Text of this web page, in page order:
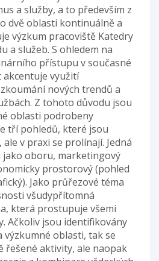
a služby, a to především z
dvě oblasti kontinuálně a
výzkum pracoviště Katedry
a služeb. S ohledem na
přístupu v současné
využití
nových trendů a
Z tohoto důvodu jsou
oblasti podrobeny
tří pohledů, které jsou
v praxi se prolínají. Jedná
oboru, marketingový
prostorový (pohled
Jako průřezové téma
všudypřítomná
která prostupuje všemi
Ačkoliv jsou identifikovány
oblasti, tak se
řešené aktivity, ale naopak